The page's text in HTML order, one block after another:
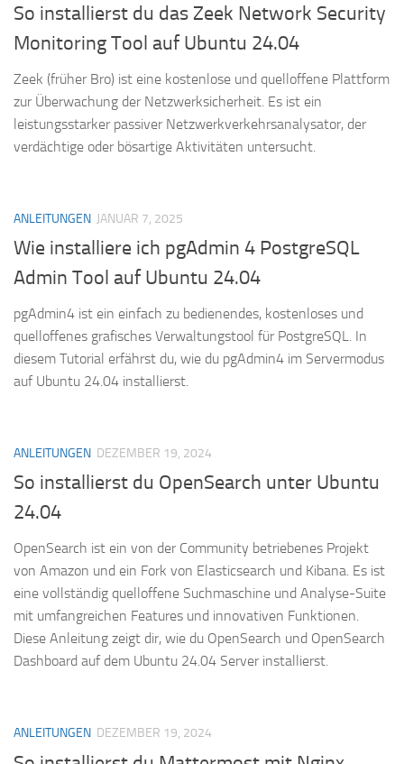
So installierst du das Zeek Network Security
Monitoring Tool auf Ubuntu 24.04
Zeek (früher Bro) ist eine kostenlose und quelloffene Plattform
zur Überwachung der Netzwerksicherheit. Es ist ein
leistungsstarker passiver Netzwerkverkehrsanalysator, der
verdächtige oder bösartige Aktivitäten untersucht.
ANLEITUNGEN JANUAR 7, 2025
Wie installiere ich pgAdmin 4 PostgreSQL
Admin Tool auf Ubuntu 24.04
pgAdmin4 ist ein einfach zu bedienendes, kostenloses und
quelloffenes grafisches Verwaltungstool für PostgreSQL. In
diesem Tutorial erfährst du, wie du pgAdmin4 im Servermodus
auf Ubuntu 24.04 installierst.
ANLEITUNGEN DEZEMBER 19, 2024
So installierst du OpenSearch unter Ubuntu
24.04
OpenSearch ist ein von der Community betriebenes Projekt
von Amazon und ein Fork von Elasticsearch und Kibana. Es ist
eine vollständig quelloffene Suchmaschine und Analyse-Suite
mit umfangreichen Features und innovativen Funktionen.
Diese Anleitung zeigt dir, wie du OpenSearch und OpenSearch
Dashboard auf dem Ubuntu 24.04 Server installierst.
ANLEITUNGEN DEZEMBER 19, 2024